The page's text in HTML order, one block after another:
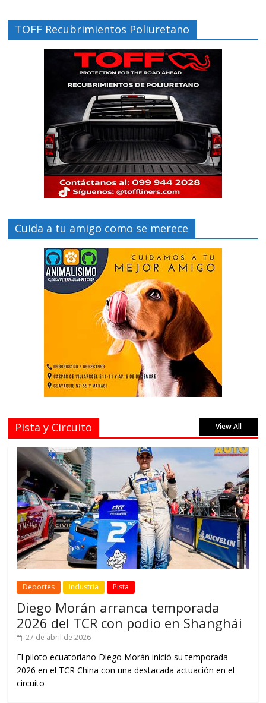
TOFF Recubrimientos Poliuretano
Cuida a tu amigo como se merece
Pista y Circuito View All
Deportes Industria Pista
Diego Morán arranca temporada
2026 del TCR con podio en Shanghái
27 de abril de 2026
El piloto ecuatoriano Diego Morán inició su temporada
2026 en el TCR China con una destacada actuación en el
circuito